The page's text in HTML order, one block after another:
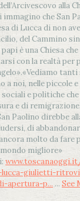
alla
immagino che San
di Lucca di non
del Cammino
è una Chiesa che
con la realtà per
.«Vediamo tanti
a noi, nelle piccole e
e politiche
e di
Paolino direbbe
di
molto da fare
migliore»
lucca-giulietti-
apertura-p... ... See